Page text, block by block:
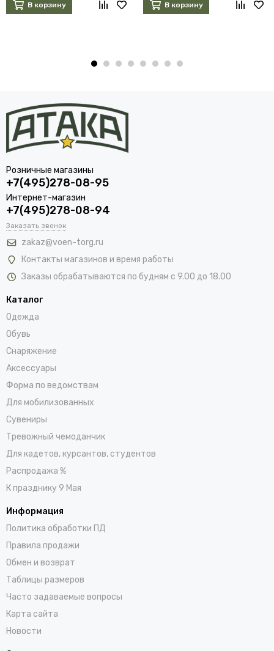
В корзину В корзину
Розничные магазины
+7(495)278-08-95
Интернет-магазин
+7(495)278-08-94
Заказать звонок
zakaz@voen-torg.ru
Контакты магазинов и время работы
Заказы обрабатываются по будням с 9.00 до 18.00
Каталог
Одежда
Обувь
Снаряжение
Аксессуары
Форма по ведомствам
Для мобилизованных
Сувениры
Тревожный чемоданчик
Для кадетов, курсантов, студентов
Распродажа %
К празднику 9 Мая
Информация
Политика обработки ПД
Правила продажи
Обмен и возврат
Таблицы размеров
Часто задаваемые вопросы
Карта сайта
Новости